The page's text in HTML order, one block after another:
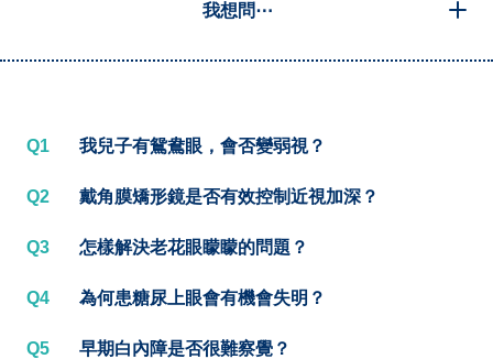
我想問⋯
Q1 我兒子有鴛鴦眼，會否變弱視？
Q2 戴角膜矯形鏡是否有效控制近視加深？
Q3 怎樣解決老花眼矇矇的問題？
Q4 為何患糖尿上眼會有機會失明？
Q5 早期白內障是否很難察覺？